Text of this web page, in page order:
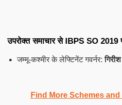
उपरोक्त समाचार से IBPS SO 2019
जम्मू-कश्मीर के लेफ्टिनेंट गवर्नर:
Find More Schemes